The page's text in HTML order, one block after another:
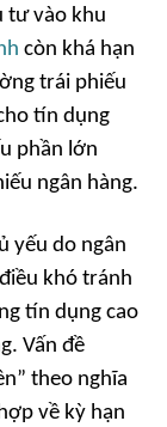
tư vào khu
còn khá hạn
trái phiếu
tín dụng
phần lớn
ngân hàng.
yếu do ngân
khó tránh
tín dụng cao
Vấn đề
theo nghĩa
về kỳ hạn